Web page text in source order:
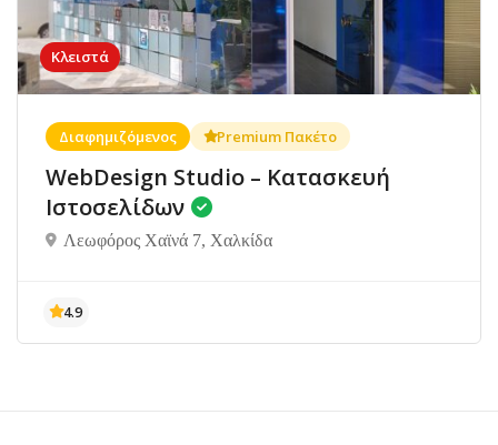
Κλειστά
Διαφημιζόμενος Premium Πακέτο
WebDesign Studio – Κατασκευή
Ιστοσελίδων
Λεωφόρος Χαϊνά 7, Χαλκίδα